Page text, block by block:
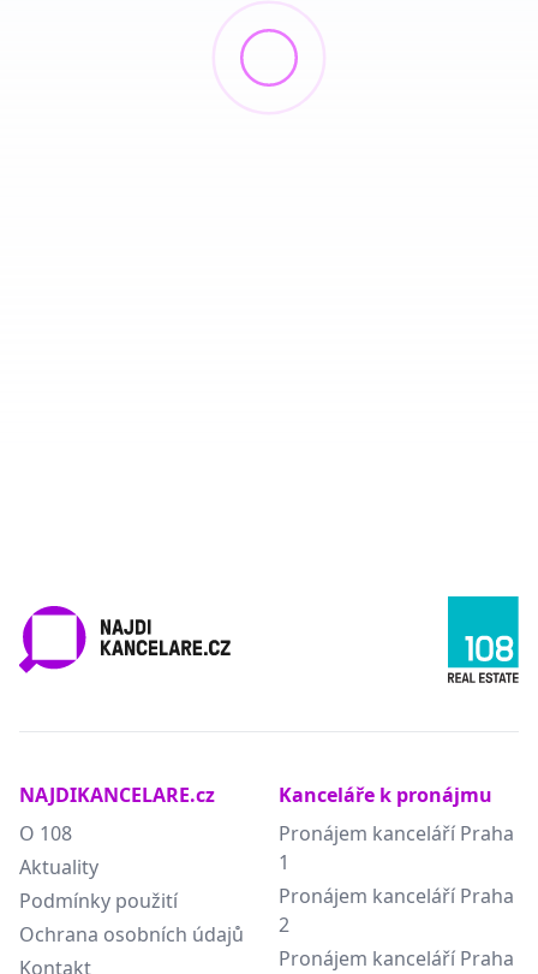
NAJDIKANCELARE.cz
O 108
Aktuality
Podmínky použití
Ochrana osobních údajů
Kontakt
Kanceláře k pronájmu
Pronájem kanceláří Praha
1
Pronájem kanceláří Praha
2
Pronájem kanceláří Praha